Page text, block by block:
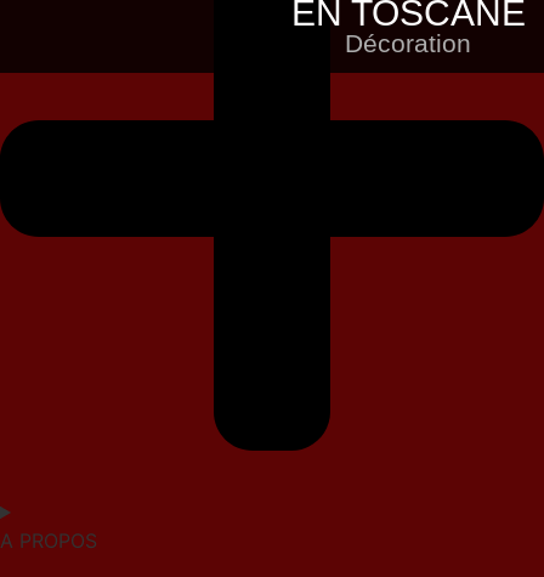
A PROPOS
EN TOSCANE
Décoration